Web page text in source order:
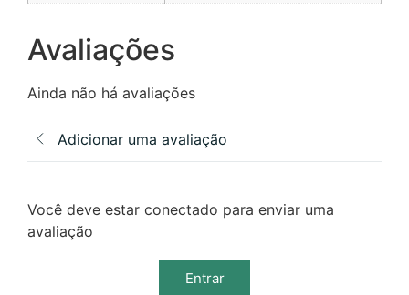
Avaliações
Ainda não há avaliações
Adicionar uma avaliação
Você deve estar conectado para enviar uma
avaliação
Entrar